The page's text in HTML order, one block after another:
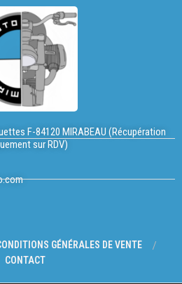
F-84120 MIRABEAU (Récupération
sur RDV)
GÉNÉRALES DE VENTE
CONTACT